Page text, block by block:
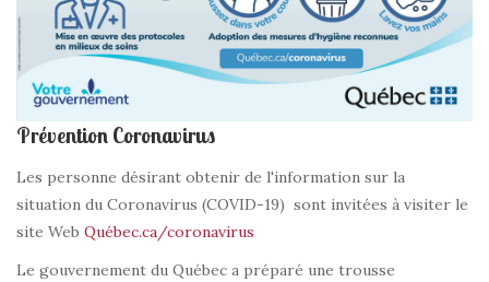
Prévention Coronavirus
Les personne désirant obtenir de l'information sur la
situation du Coronavirus (COVID-19) sont invitées à visiter le
site Web Québec.ca/coronavirus
Le gouvernement du Québec a préparé une trousse